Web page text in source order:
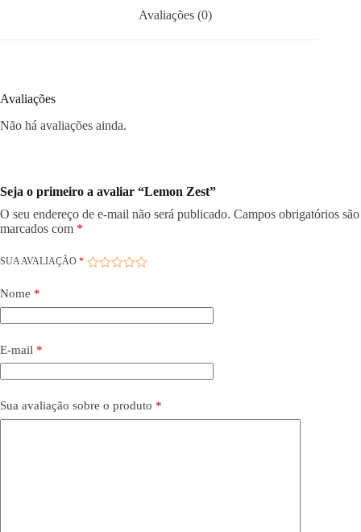
Avaliações (0)
Avaliações
Não há avaliações ainda.
Seja o primeiro a avaliar “Lemon Zest”
O seu endereço de e-mail não será publicado. Campos obrigatórios são
marcados com *
SUA AVALIAÇÃO *
Nome *
E-mail *
Sua avaliação sobre o produto *